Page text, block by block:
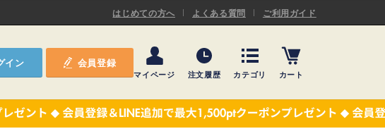
はじめての方へ よくある質問 ご利用ガイド
イン 会員登録
マイページ 注文履歴 カテゴリ
ナル商品 ASキネシオロジーテープ
カート
ぎHot 機材・機材消耗品
品 テーピング
ター 施術ベッド・マクラ